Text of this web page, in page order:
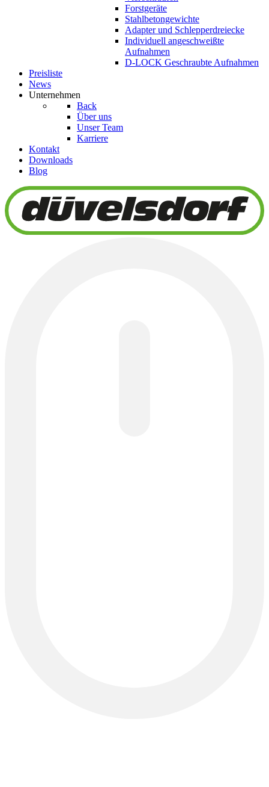
Forstgeräte
Stahlbetongewichte
Adapter und Schlepperdreiecke
Individuell angeschweißte
Aufnahmen
D-LOCK Geschraubte Aufnahmen
Preisliste
News
Unternehmen
Back
Über uns
Unser Team
Karriere
Kontakt
Downloads
Blog